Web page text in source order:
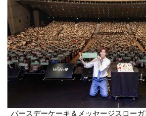
バースデーケーキ＆メッセージスロー